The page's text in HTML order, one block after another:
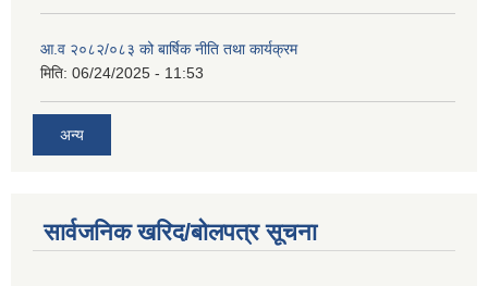
आ.व २०८२/०८३ को बार्षिक नीति तथा कार्यक्रम
मिति: 06/24/2025 - 11:53
अन्य
सार्वजनिक खरिद/बोलपत्र सूचना